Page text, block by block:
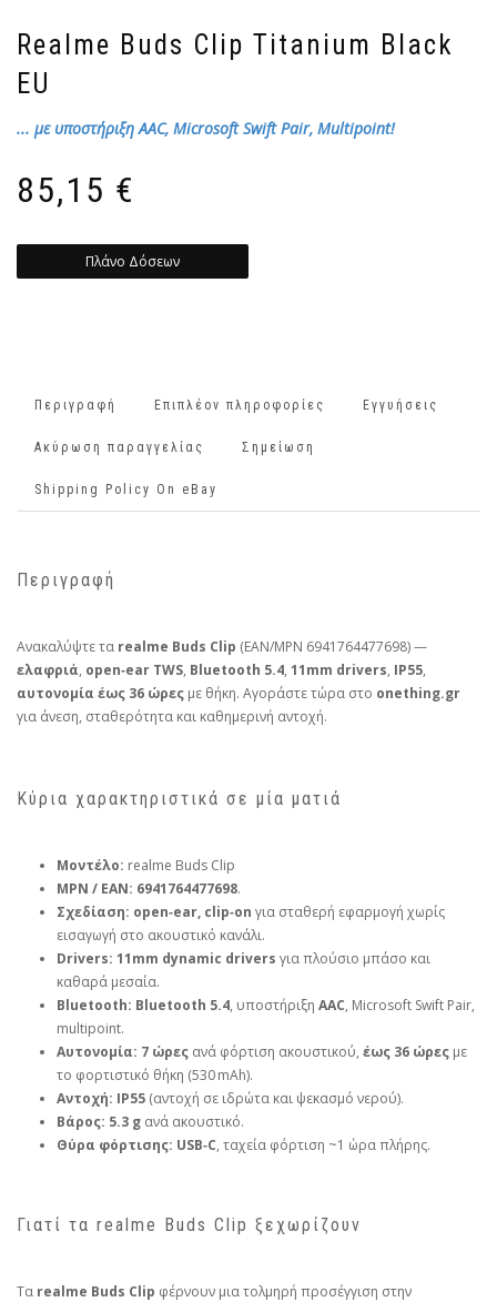
Realme Buds Clip Titanium Black
EU
... με υποστήριξη AAC, Microsoft Swift Pair, Multipoint!
85,15 €
Πλάνο Δόσεων
Περιγραφή Επιπλέον πληροφορίες Εγγυήσεις
Ακύρωση παραγγελίας Σημείωση
Shipping Policy On eBay
Περιγραφή
Ανακαλύψτε τα realme Buds Clip (EAN/MPN 6941764477698) —
ελαφριά, open‑ear TWS, Bluetooth 5.4, 11mm drivers, IP55,
αυτονομία έως 36 ώρες με θήκη. Αγοράστε τώρα στο onething.gr
για άνεση, σταθερότητα και καθημερινή αντοχή.
Κύρια χαρακτηριστικά σε μία ματιά
Μοντέλο: realme Buds Clip
MPN / EAN: 6941764477698.
Σχεδίαση: open‑ear, clip‑on για σταθερή εφαρμογή χωρίς
εισαγωγή στο ακουστικό κανάλι.
Drivers: 11mm dynamic drivers για πλούσιο μπάσο και
καθαρά μεσαία.
Bluetooth: Bluetooth 5.4, υποστήριξη AAC, Microsoft Swift Pair,
multipoint.
Αυτονομία: 7 ώρες ανά φόρτιση ακουστικού, έως 36 ώρες με
το φορτιστικό θήκη (530 mAh).
Αντοχή: IP55 (αντοχή σε ιδρώτα και ψεκασμό νερού).
Βάρος: 5.3 g ανά ακουστικό.
Θύρα φόρτισης: USB‑C, ταχεία φόρτιση ~1 ώρα πλήρης.
Γιατί τα realme Buds Clip ξεχωρίζουν
Τα realme Buds Clip φέρνουν μια τολμηρή προσέγγιση στην